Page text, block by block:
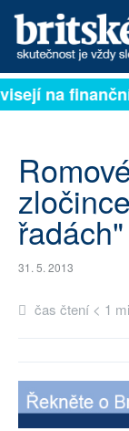
PŘIHLÁSIT
ARCHIV
ROZHOVORY
TÉMATA
NEJČTENĚJŠÍ ZA
PŘÍSPĚVKY NA
na
řadách"
31. 5. 2013
čas čtení < 1